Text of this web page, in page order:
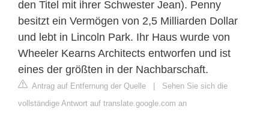
den Titel mit ihrer Schwester Jean). Penny
besitzt ein Vermögen von 2,5 Milliarden Dollar
und lebt in Lincoln Park. Ihr Haus wurde von
Wheeler Kearns Architects entworfen und ist
eines der größten in der Nachbarschaft.
Antrag auf Entfernung der Quelle | Sehen Sie sich die
vollständige Antwort auf translate.google.com an